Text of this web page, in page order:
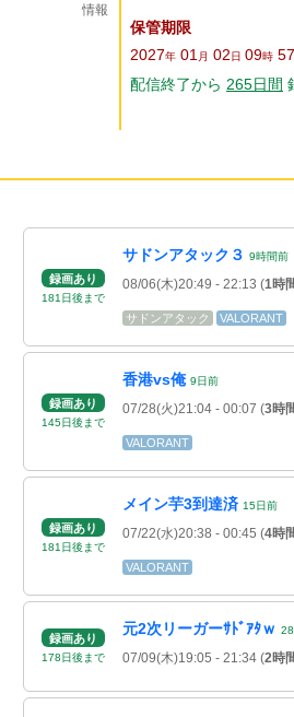
情報
保管期限
2027年 01月 02日 09時 57
配信終了から 265日間
録画あり
181 日後 まで
サドンアタック３ 9時間前
08/06(木)20:49 - 22:13 (1時
サドンアタック VALORANT
録画あり
145日後 まで
香港vs俺 9日前
07/28(火)21:04 - 00:07 (3時
VALORANT
録画あり
181 日後 まで
メイン芋3到達済 15日前
07/22(水)20:38 - 00:45 (4時
VALORANT
録画あり
178日後 まで
元2次リーガーｻﾄﾞｱﾀｗ 28
07/09(木)19:05 - 21:34 (2時